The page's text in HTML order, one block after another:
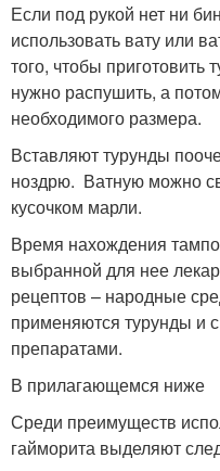
Если под рукой нет ни
использовать вату или
того, чтобы приготовить
нужно распушить, а
необходимого размера.
Вставляют турунды
ноздрю. Ватную можно
кусочком марли.
Время нахождения
выбранной для нее
рецептов – народные
применяются турунды и
препаратами.
В прилагающемся ниже
Среди преимуществ
гайморита выделяют